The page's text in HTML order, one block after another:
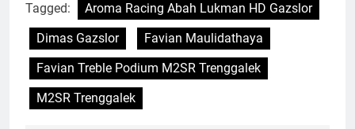
Tagged:
Aroma Racing Abah Lukman HD Gazslor
Dimas Gazslor
Favian Maulidathaya
Favian Treble Podium M2SR Trenggalek
M2SR Trenggalek